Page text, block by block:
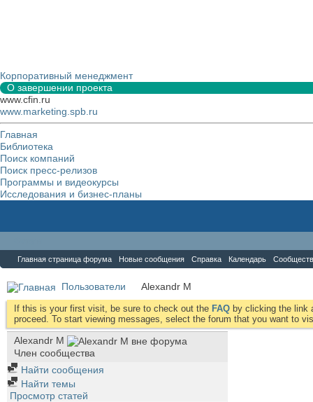
Корпоративный менеджмент
О завершении проекта
www.cfin.ru
www.marketing.spb.ru
Главная
Библиотека
Поиск компаний
Поиск пресс-релизов
Программы и видеокурсы
Исследования и бизнес-планы
Главная страница форума Новые сообщения Справка Календарь
Пользователи Alexandr M
If this is your first visit, be sure to check out the FAQ by clicking the link
proceed. To start viewing messages, select the forum that you want to
Alexandr M
Член сообщества
Найти сообщения
Найти темы
Просмотр статей